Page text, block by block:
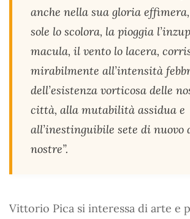
anche nella sua gloria
sole lo scolora, la pioggia
macula, il vento lo lacera,
mirabilmente all’intensità
dell’esistenza vorticosa delle
città, alla mutabilità assidua e
all’inestinguibile sete di nuovo
nostre”.
Vittorio Pica si interessa di arte e